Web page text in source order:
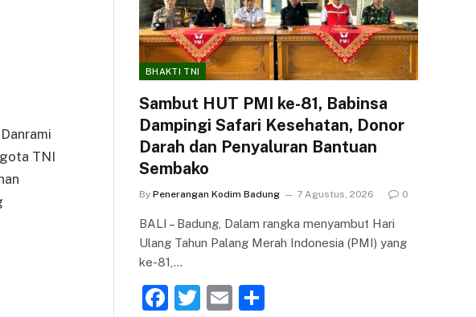
TNI
BHAKTI TNI
Sambut HUT PMI ke-81, Babinsa
Dampingi Safari Kesehatan, Donor
Darah dan Penyaluran Bantuan
Sembako
By Penerangan Kodim Badung 7 Agustus, 2026 0
BALI – Badung, Dalam rangka menyambut Hari
Ulang Tahun Palang Merah Indonesia (PMI) yang
ke-81,…
F
T
E